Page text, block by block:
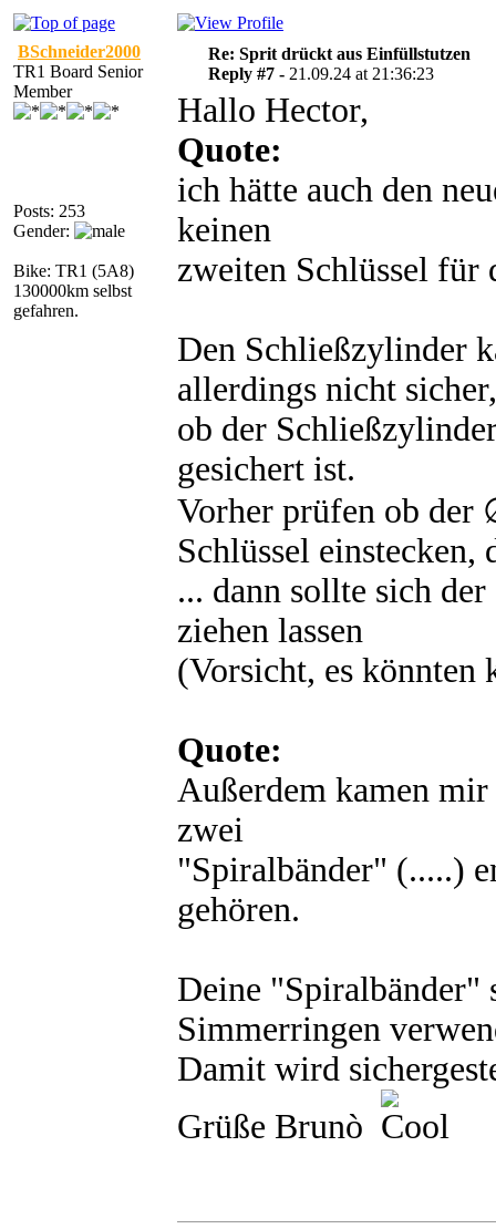
BSchneider2000
TR1 Board Senior
Member
Posts: 253
Gender:
Bike: TR1 (5A8)
130000km selbst
gefahren.
Re: Sprit drückt aus Einfüllstutzen
Reply #7 - 21.09.24 at 21:36:23
Hallo Hector,
Quote:
ich hätte auch den
keinen
zweiten Schlüssel für
Den Schließzylinder
allerdings nicht sicher,
ob der
gesichert ist.
Vorher prüfen ob der
Schlüssel
... dann sollte sich
ziehen lassen
(Vorsicht, es könnten
Quote:
Außerdem kamen
zwei
"Spiralbänder" (.....)
gehören.
Deine "Spiralbänder"
Simmerringen
Damit wird
Grüße Brunò